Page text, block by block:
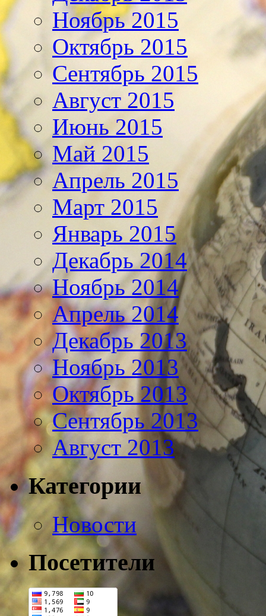
Ноябрь 2015
Октябрь 2015
Сентябрь 2015
Август 2015
Июнь 2015
Май 2015
Апрель 2015
Март 2015
Январь 2015
Декабрь 2014
Ноябрь 2014
Апрель 2014
Декабрь 2013
Ноябрь 2013
Октябрь 2013
Сентябрь 2013
Август 2013
Категории
Новости
Посетители